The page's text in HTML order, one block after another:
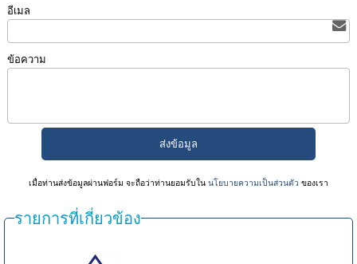
อีเมล
ข้อความ
เมื่อท่านส่งข้อมูลผ่านฟอร์ม จะถือว่าท่านยอมรับในนโยบายความเป็นส่วนตัว ของเรา
รายการที่เกี่ยวข้อง